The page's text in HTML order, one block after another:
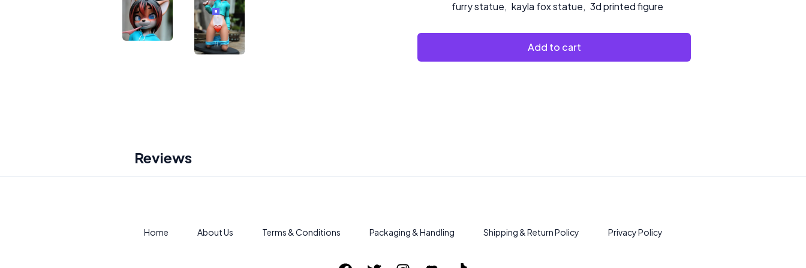
furry statue, kayla fox statue, 3d printed figure
Add to cart
Reviews
Home About Us Terms & Conditions Packaging & Handling Shipping & Return Policy Privacy Policy